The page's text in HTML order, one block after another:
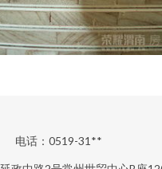
电话：0519-31**